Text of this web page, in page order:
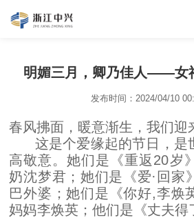
明媚三月，卿乃佳人——女
发布时间：2024/04/10
春风拂面，暖意渐生，我们迎
这是个爱缘起的节日，是
高敬意。她们是《重返20岁
奶沈梦君；她们是《爱·回家
巴外婆；她们是《你好,李焕
妈妈李焕英；他们是《丈夫得